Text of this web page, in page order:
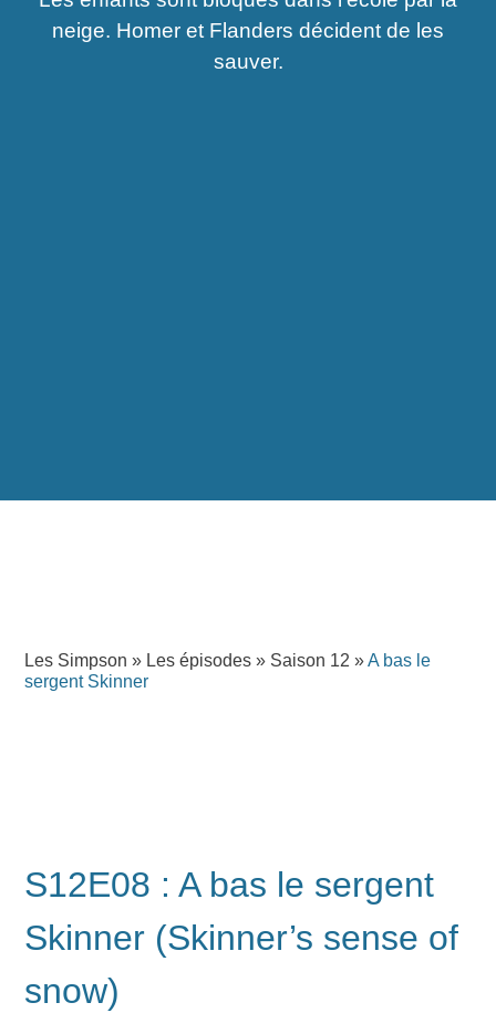
neige. Homer et Flanders décident de les
sauver.
Les Simpson » Les épisodes » Saison 12 »A bas le
sergent Skinner
S12E08 : A bas le sergent
Skinner (Skinner’s sense of
snow)